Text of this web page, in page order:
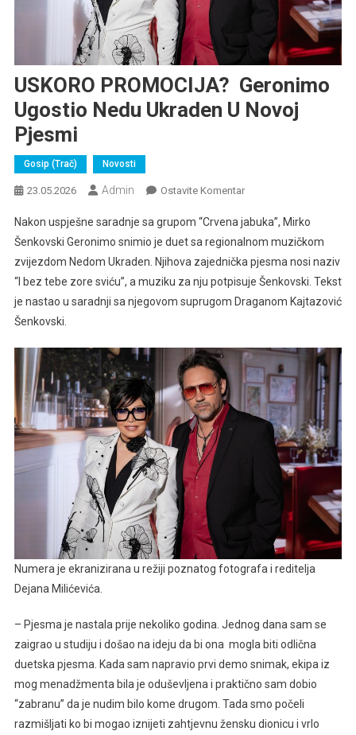
USKORO PROMOCIJA? Geronimo
Ugostio Nedu Ukraden U Novoj
Pjesmi
Gosip (trač) Novosti
23.05.2026 Admin Ostavite KomentarNa
PROMOCIJA? Geronimo
Ugostio
Nedu
Ukraden
U
Nakon uspješne saradnje sa grupom “Crvena jabuka”, Mirko
Šenkovski Geronimo snimio je duet sa regionalnom muzičkom
zvijezdom Nedom Ukraden. Njihova zajednička pjesma nosi naziv
“I bez tebe zore sviću”, a muziku za nju potpisuje Šenkovski. Tekst
je nastao u saradnji sa njegovom suprugom Draganom Kajtazović
Šenkovski.
Numera je ekranizirana u režiji poznatog fotografa i reditelja
Dejana Milićevića.
– Pjesma je nastala prije nekoliko godina. Jednog dana sam se
zaigrao u studiju i došao na ideju da bi ona mogla biti odlična
duetska pjesma. Kada sam napravio prvi demo snimak, ekipa iz
mog menadžmenta bila je oduševljena i praktično sam dobio
“zabranu” da je nudim bilo kome drugom. Tada smo počeli
razmišljati ko bi mogao iznijeti zahtjevnu žensku dionicu i vrlo